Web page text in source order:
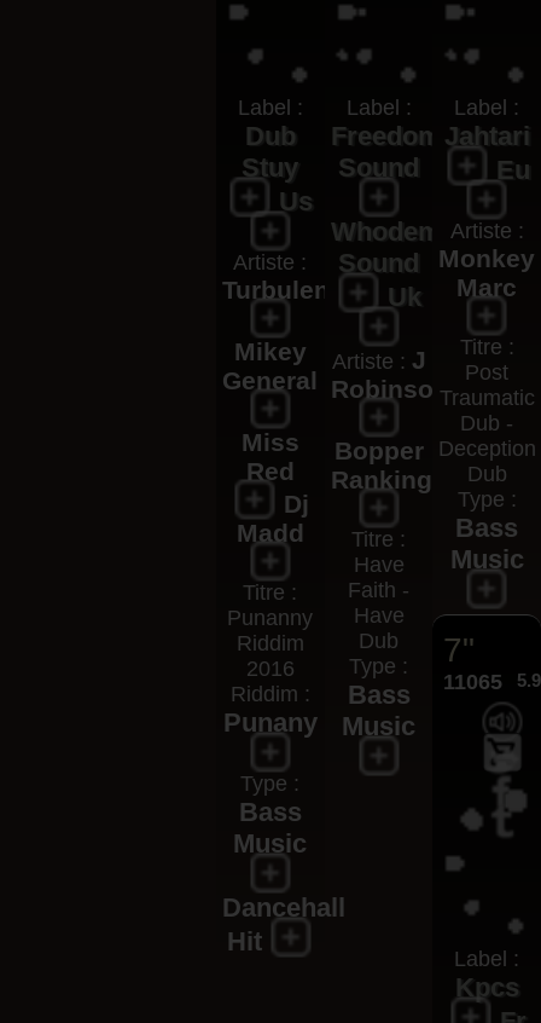
Label :
Dub
Stuy
Us
Artiste :
Turbulence
Mikey
General
Miss
Red
Dj
Madd
Titre :
Punanny
Riddim
2016
Riddim :
Punany
Type :
Bass
Music
Dancehall
Hit
Label :
Freedom
Sound
Whodem
Sound
Uk
Artiste : J
Robinson
Bopper
Ranking
Titre :
Have
Faith -
Have
Dub
Type :
Bass
Music
Label :
Jahtari
Eu
Artiste :
Monkey
Marc
Titre :
Post
Traumatic
Dub -
Deception
Dub
Type :
Bass
Music
7"
11065
Label :
Kpcs